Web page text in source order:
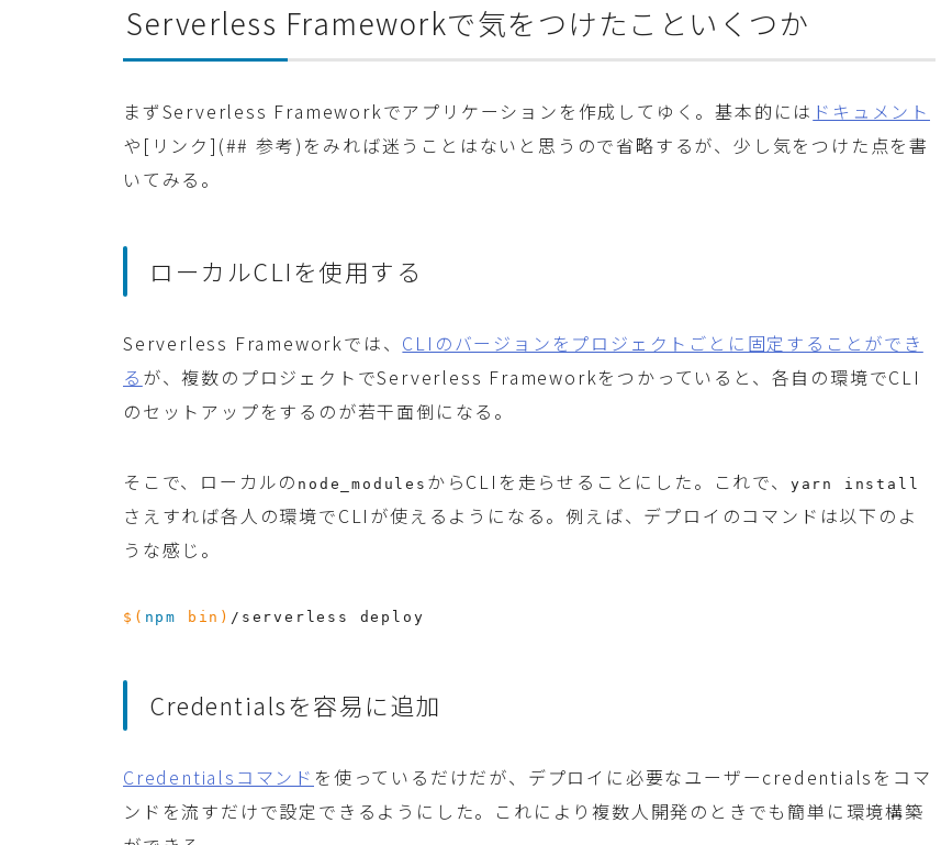
Serverless Frameworkで気をつけたこといくつか
まずServerless Frameworkでアプリケーションを作成してゆく。基本的には ドキュメント
や[リンク](## 参考)をみれば迷うことはないと思うので省略するが、少し気をつけた点を書
いてみる。
ローカルCLIを使用する
Serverless Frameworkでは、 CLIのバージョンをプロジェクトごとに固定することができ
る が、複数のプロジェクトでServerless Frameworkをつかっていると、各自の環境でCLI
のセットアップをするのが若干面倒になる。
そこで、ローカルの node_modules からCLIを走らせることにした。これで、 yarn install
さえすれば各人の環境でCLIが使えるようになる。例えば、デプロイのコマンドは以下のよ
うな感じ。
$( npm bin ) /serverless deploy
Credentialsを容易に追加
Credentialsコマンド を使っているだけだが、デプロイに必要なユーザーcredentialsをコマ
ンドを流すだけで設定できるようにした。これにより複数人開発のときでも簡単に環境構築